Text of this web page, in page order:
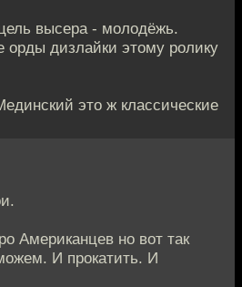
высера - молодёжь.
орды дизлайки этому ролику
это ж классические
Американцев но вот так
И прокатить. И